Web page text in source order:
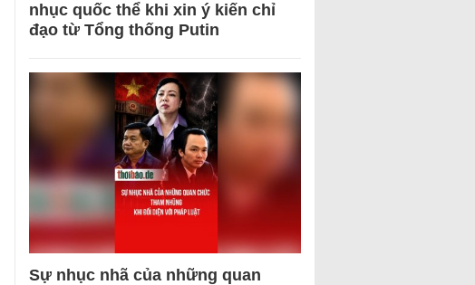
nhục quốc thể khi xin ý kiến chỉ
đạo từ Tổng thống Putin
Sự nhục nhã của những quan